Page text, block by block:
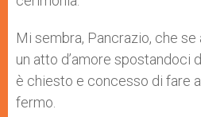
Mi sembra, Pancrazio, che
un atto d’amore spostandoci
è chiesto e concesso di fare
fermo.